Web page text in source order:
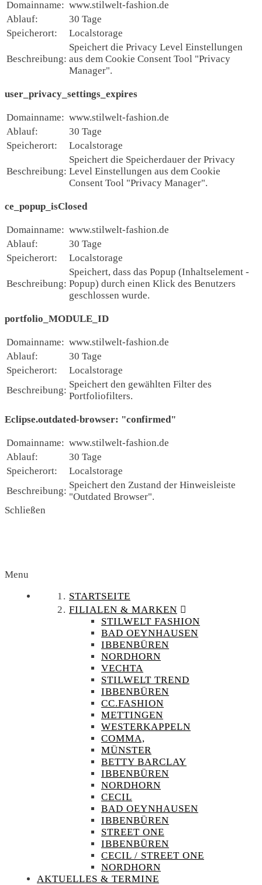
Domainname: www.stilwelt-fashion.de
Ablauf:
30 Tage
Speicherort:
Localstorage
Beschreibung:
Speichert die Privacy Level Einstellungen
aus dem Cookie Consent Tool "Privacy
Manager".
user_privacy_settings_expires
Domainname: www.stilwelt-fashion.de
Ablauf:
30 Tage
Speicherort:
Localstorage
Beschreibung:
Speichert die Speicherdauer der Privacy
Level Einstellungen aus dem Cookie
Consent Tool "Privacy Manager".
ce_popup_isClosed
Domainname: www.stilwelt-fashion.de
Ablauf:
30 Tage
Speicherort:
Localstorage
Beschreibung:
Speichert, dass das Popup (Inhaltselement -
Popup) durch einen Klick des Benutzers
geschlossen wurde.
portfolio_MODULE_ID
Domainname: www.stilwelt-fashion.de
Ablauf:
30 Tage
Speicherort:
Localstorage
Beschreibung:
Speichert den gewählten Filter des
Portfoliofilters.
Eclipse.outdated-browser: "confirmed"
Domainname: www.stilwelt-fashion.de
Ablauf:
30 Tage
Speicherort:
Localstorage
Beschreibung:
Speichert den Zustand der Hinweisleiste
"Outdated Browser".
Schließen
Menu
STARTSEITE
FILIALEN & MARKEN
STILWELT FASHION
BAD OEYNHAUSEN
IBBENBÜREN
NORDHORN
VECHTA
STILWELT TREND
IBBENBÜREN
CC.FASHION
METTINGEN
WESTERKAPPELN
COMMA,
MÜNSTER
BETTY BARCLAY
IBBENBÜREN
NORDHORN
CECIL
BAD OEYNHAUSEN
IBBENBÜREN
STREET ONE
IBBENBÜREN
CECIL / STREET ONE
NORDHORN
AKTUELLES & TERMINE